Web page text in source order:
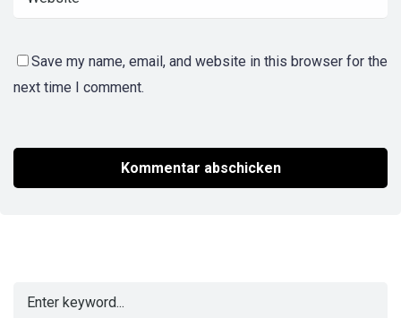
Save my name, email, and website in this browser for the
next time I comment.